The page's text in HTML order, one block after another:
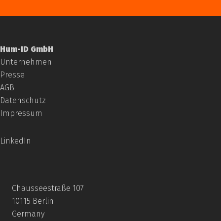
Hum-ID GmbH
Unternehmen
Presse
AGB
Datenschutz
Impressum
LinkedIn
Chausseestraße 107
10115 Berlin
Germany